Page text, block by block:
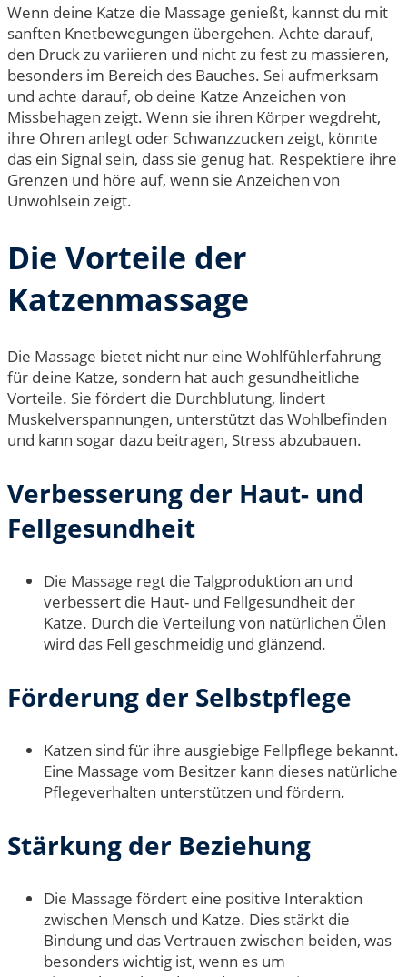
Wenn deine Katze die Massage genießt, kannst du mit
sanften Knetbewegungen übergehen. Achte darauf,
den Druck zu variieren und nicht zu fest zu massieren,
besonders im Bereich des Bauches. Sei aufmerksam
und achte darauf, ob deine Katze Anzeichen von
Missbehagen zeigt. Wenn sie ihren Körper wegdreht,
ihre Ohren anlegt oder Schwanzzucken zeigt, könnte
das ein Signal sein, dass sie genug hat. Respektiere ihre
Grenzen und höre auf, wenn sie Anzeichen von
Unwohlsein zeigt.
Die Vorteile der
Katzenmassage
Die Massage bietet nicht nur eine Wohlfühlerfahrung
für deine Katze, sondern hat auch gesundheitliche
Vorteile. Sie fördert die Durchblutung, lindert
Muskelverspannungen, unterstützt das Wohlbefinden
und kann sogar dazu beitragen, Stress abzubauen.
Verbesserung der Haut- und
Fellgesundheit
Die Massage regt die Talgproduktion an und
verbessert die Haut- und Fellgesundheit der
Katze. Durch die Verteilung von natürlichen Ölen
wird das Fell geschmeidig und glänzend.
Förderung der Selbstpflege
Katzen sind für ihre ausgiebige Fellpflege bekannt.
Eine Massage vom Besitzer kann dieses natürliche
Pflegeverhalten unterstützen und fördern.
Stärkung der Beziehung
Die Massage fördert eine positive Interaktion
zwischen Mensch und Katze. Dies stärkt die
Bindung und das Vertrauen zwischen beiden, was
besonders wichtig ist, wenn es um